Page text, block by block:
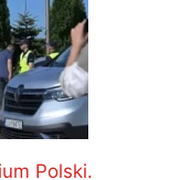
Polski.